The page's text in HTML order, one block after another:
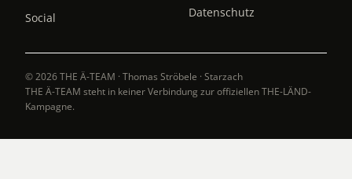
Social
Datenschutz
© 2026 THE Ä-TEAM · Thomas Ströbele · Starzach
THE Ä-TEAM steht in keiner Verbindung zur offiziellen THE-LÄND-
Kampagne.